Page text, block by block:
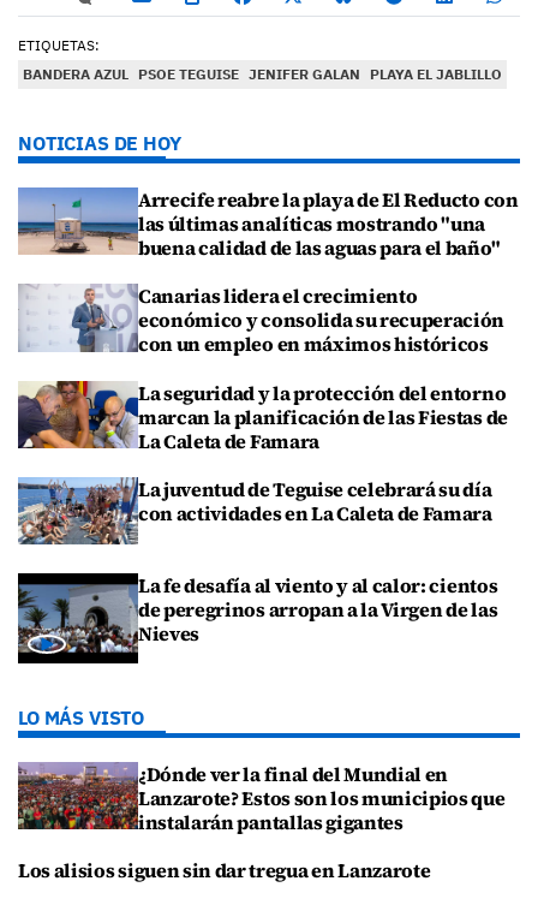
ETIQUETAS:
BANDERA AZUL PSOE TEGUISE JENIFER GALAN PLAYA EL JABLILLO
NOTICIAS DE HOY
Arrecife reabre la playa de El Reducto con
las últimas analíticas mostrando "una
buena calidad de las aguas para el baño"
Canarias lidera el crecimiento
económico y consolida su recuperación
con un empleo en máximos históricos
La seguridad y la protección del entorno
marcan la planificación de las Fiestas de
La Caleta de Famara
La juventud de Teguise celebrará su día
con actividades en La Caleta de Famara
La fe desafía al viento y al calor: cientos
de peregrinos arropan a la Virgen de las
Nieves
LO MÁS VISTO
¿Dónde ver la final del Mundial en
Lanzarote? Estos son los municipios que
instalarán pantallas gigantes
Los alisios siguen sin dar tregua en Lanzarote